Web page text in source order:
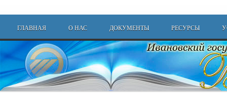
Main menu
ГЛАВНАЯ О НАС ДОКУМЕНТЫ РЕСУРСЫ